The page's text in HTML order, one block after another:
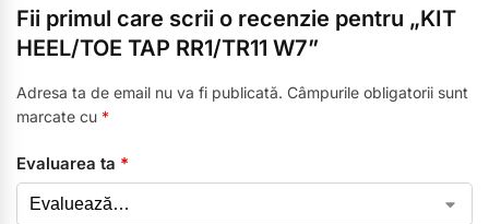
Fii primul care scrii o recenzie pentru „KIT
HEEL/TOE TAP RR1/TR11 W7”
Adresa ta de email nu va fi publicată. Câmpurile obligatorii sunt
marcate cu *
Evaluarea ta *